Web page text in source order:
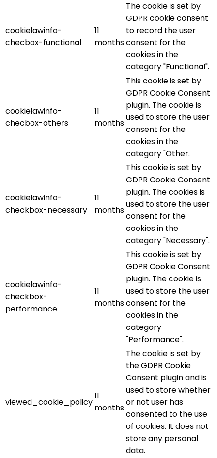
cookielawinfo-
checbox-functional
11
months
The cookie is set by
GDPR cookie consent
to record the user
consent for the
cookies in the
category "Functional".
cookielawinfo-
checbox-others
11
months
This cookie is set by
GDPR Cookie Consent
plugin. The cookie is
used to store the user
consent for the
cookies in the
category "Other.
cookielawinfo-
checkbox-necessary
11
months
This cookie is set by
GDPR Cookie Consent
plugin. The cookies is
used to store the user
consent for the
cookies in the
category "Necessary".
cookielawinfo-
checkbox-
performance
11
months
This cookie is set by
GDPR Cookie Consent
plugin. The cookie is
used to store the user
consent for the
cookies in the
category
"Performance".
viewed_cookie_policy
11
months
The cookie is set by
the GDPR Cookie
Consent plugin and is
used to store whether
or not user has
consented to the use
of cookies. It does not
store any personal
data.